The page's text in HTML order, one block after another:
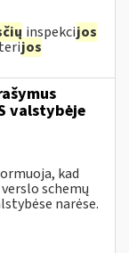
inspekcijos
jos
valstybėje
kad
schemų
narėse.